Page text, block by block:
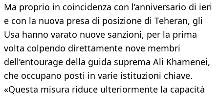
Ma proprio in coincidenza con l’anniversario di ieri
e con la nuova presa di posizione di Teheran, gli
Usa hanno varato nuove sanzioni, per la prima
volta colpendo direttamente nove membri
dell’entourage della guida suprema Ali Khamenei,
che occupano posti in varie istituzioni chiave.
«Questa misura riduce ulteriormente la capacità